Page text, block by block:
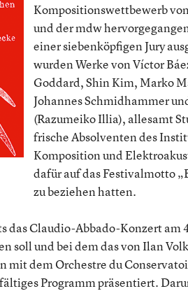
Kompositionswettbewerb
und der mdw
einer siebenköpfigen Jury
wurden Werke von Víctor
Goddard, Shin Kim, Marko
Johannes Schmidhammer
(Razumeiko Illia), allesamt
frische Absolventen des
Komposition und
dafür auf das Festivalmotto
zu beziehen hatten.
das Claudio-Abbado-Konzert am
soll und bei dem das von Ilan
mit dem Orchestre du
Programm präsentiert.